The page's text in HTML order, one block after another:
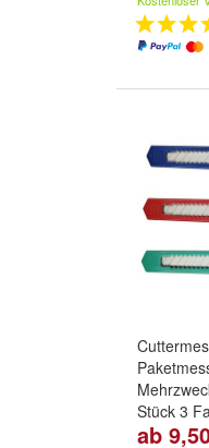
Stück 3
Menge:
ab